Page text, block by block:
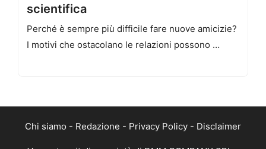
scientifica
Perché è sempre più difficile fare nuove amicizie?
I motivi che ostacolano le relazioni possono …
Chi siamo - Redazione - Privacy Policy - Disclaimer